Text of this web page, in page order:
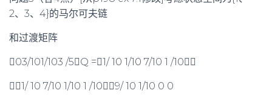
2、3、4}的马尔可夫链
和过渡矩阵
03/101/103 /5Q =1/ 10 1/10 7/10 1 /10，
1/ 10 7/10 1/10 1 /109/ 10 1/10 0 0